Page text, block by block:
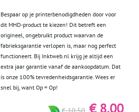
Bespaar op je printerbenodigdheden door voor
dit MHD-product te kiezen! Dit betreft een
origineel, ongebruikt product waarvan de
fabrieksgarantie verlopen is, maar nog perfect
functioneert. Bij Inktweb.nl krijg je altijd een
extra jaar garantie vanaf de aankoopdatum. Dat
is onze 100% tevredenheidsgarantie. Wees er
snel bij, want Op = Op!
€ 8,00